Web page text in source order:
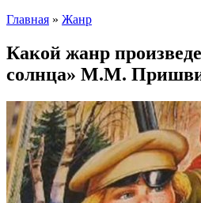
Главная » Жанр
Какой жанр
солнца» М.М.